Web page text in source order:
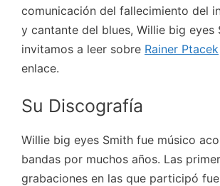
comunicación del fallecimiento del
y cantante del blues, Willie big eyes
invitamos a leer sobre Rainer Ptacek
enlace.
Su Discografía
Willie big eyes Smith fue músico
bandas por muchos años. Las
grabaciones en las que participó